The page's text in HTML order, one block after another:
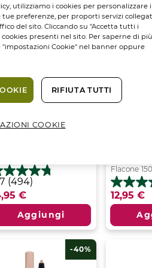
Detergente
(494)
€
Aggiungi
Flacone 150
3.7
su
5
stelle.
3
12,95 €
-40%
utilizziamo i cookies per personalizzare i
preferenze, per proporti servizi
del sito. Cliccando su "Accetta tutti i
presenti nel sito. Per saperne di
"impostazioni Cookie" nel banner oppure
RIFIUTA TUTTI
COOKIE